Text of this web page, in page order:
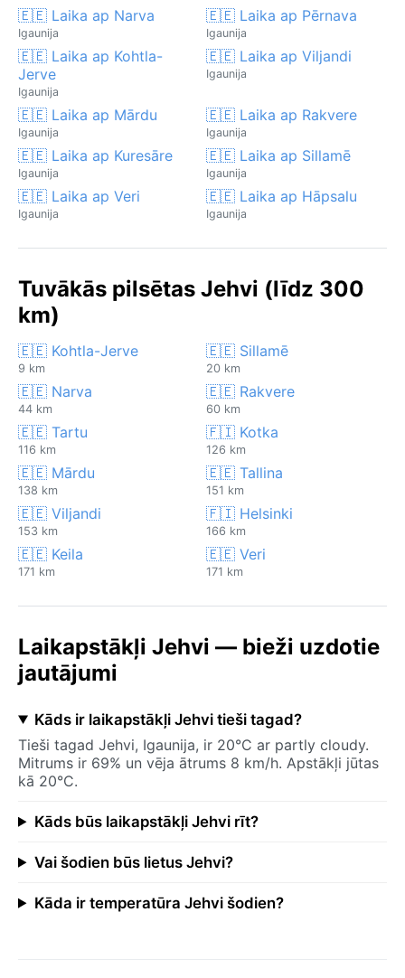
🇪🇪 Laika ap Narva
Igaunija
🇪🇪 Laika ap Pērnava
Igaunija
🇪🇪 Laika ap Kohtla-
Jerve
Igaunija
🇪🇪 Laika ap Viljandi
Igaunija
🇪🇪 Laika ap Mārdu
Igaunija
🇪🇪 Laika ap Rakvere
Igaunija
🇪🇪 Laika ap Kuresāre
Igaunija
🇪🇪 Laika ap Sillamē
Igaunija
🇪🇪 Laika ap Veri
Igaunija
🇪🇪 Laika ap Hāpsalu
Igaunija
Tuvākās pilsētas Jehvi (līdz 300
km)
🇪🇪 Kohtla-Jerve
9 km
🇪🇪 Sillamē
20 km
🇪🇪 Narva
44 km
🇪🇪 Rakvere
60 km
🇪🇪 Tartu
116 km
🇫🇮 Kotka
126 km
🇪🇪 Mārdu
138 km
🇪🇪 Tallina
151 km
🇪🇪 Viljandi
153 km
🇫🇮 Helsinki
166 km
🇪🇪 Keila
171 km
🇪🇪 Veri
171 km
Laikapstākļi Jehvi — bieži uzdotie
jautājumi
Kāds ir laikapstākļi Jehvi tieši tagad?
Tieši tagad Jehvi, Igaunija, ir 20°C ar partly cloudy.
Mitrums ir 69% un vēja ātrums 8 km/h. Apstākļi jūtas
kā 20°C.
Kāds būs laikapstākļi Jehvi rīt?
Vai šodien būs lietus Jehvi?
Kāda ir temperatūra Jehvi šodien?